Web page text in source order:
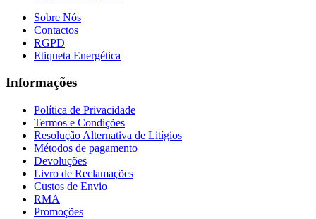
Sobre Nós
Contactos
RGPD
Etiqueta Energética
Informações
Política de Privacidade
Termos e Condições
Resolução Alternativa de Litígios
Métodos de pagamento
Devoluções
Livro de Reclamações
Custos de Envio
RMA
Promoções